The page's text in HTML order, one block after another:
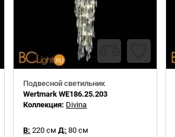
Подвесной светильник
Wertmark WE186.25.203
Коллекция: Divina
В: 220 см Д: 80 см